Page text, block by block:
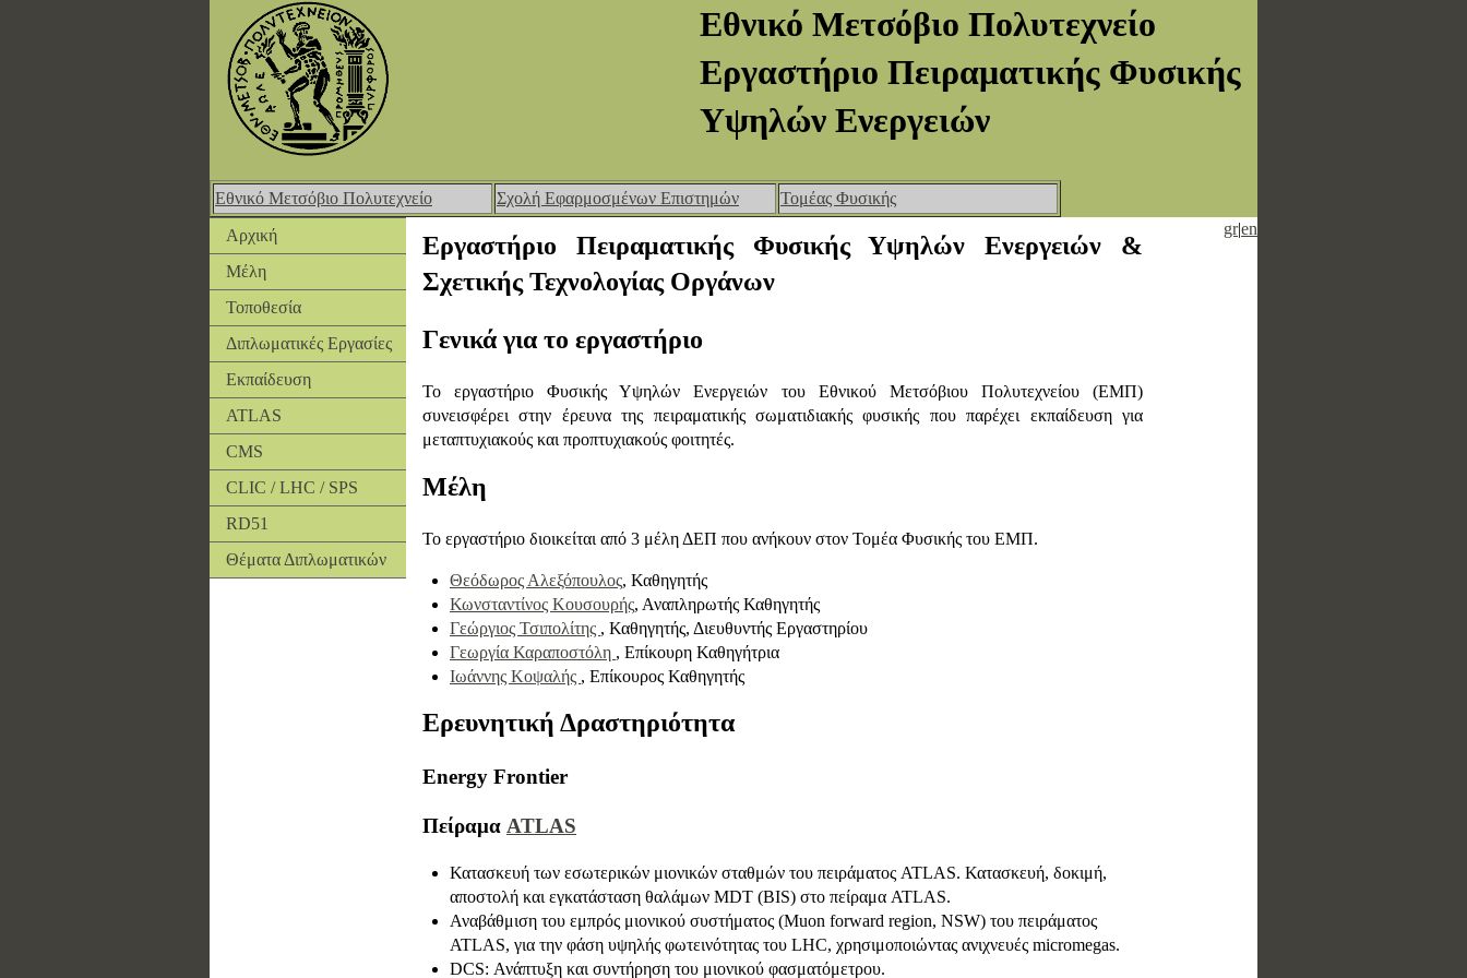
Εθνικό Μετσόβιο Πολυτεχνείο
Εργαστήριο Πειραματικής Φυσικής
Υψηλών Ενεργειών
Εθνικό Μετσόβιο Πολυτεχνείο Σχολή Εφαρμοσμένων Επιστημών
Τομέας Φυσικής
gr|en
Αρχική
Μέλη
Τοποθεσία
Διπλωματικές Εργασίες
Εκπαίδευση
ATLAS
CMS
CLIC / LHC / SPS
RD51
Θέματα Διπλωματικών
Εργαστήριο Πειραματικής Φυσικής Υψηλών Ενεργειών &
Σχετικής Τεχνολογίας Οργάνων
Γενικά για το εργαστήριο
Το εργαστήριο Φυσικής Υψηλών Ενεργειών του Εθνικού Μετσόβιου Πολυτεχνείου (ΕΜΠ)
συνεισφέρει στην έρευνα της πειραματικής σωματιδιακής φυσικής που παρέχει εκπαίδευση για
μεταπτυχιακούς και προπτυχιακούς φοιτητές.
Μέλη
Το εργαστήριο διοικείται από 3 μέλη ΔΕΠ που ανήκουν στον Τομέα Φυσικής του ΕΜΠ.
Θεόδωρος Αλεξόπουλος, Καθηγητής
Κωνσταντίνος Κουσουρής, Αναπληρωτής Καθηγητής
Γεώργιος Τσιπολίτης , Καθηγητής, Διευθυντής Εργαστηρίου
Γεωργία Καραποστόλη , Επίκουρη Καθηγήτρια
Ιωάννης Κοψαλής , Επίκουρος Καθηγητής
Ερευνητική Δραστηριότητα
Energy Frontier
Πείραμα ATLAS
Κατασκευή των εσωτερικών μιονικών σταθμών του πειράματος ATLAS. Κατασκευή, δοκιμή,
αποστολή και εγκατάσταση θαλάμων MDT (BIS) στο πείραμα ATLAS.
Αναβάθμιση του εμπρός μιονικού συστήματος (Muon forward region, NSW) του πειράματος
ATLAS, για την φάση υψηλής φωτεινότητας του LHC, χρησιμοποιώντας ανιχνευές micromegas.
DCS: Ανάπτυξη και συντήρηση του μιονικού φασματόμετρου.